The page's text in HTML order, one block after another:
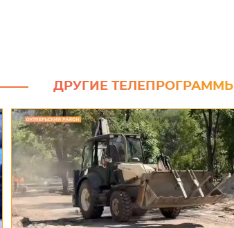
ДРУГИЕ ТЕЛЕПРОГРАММЫ